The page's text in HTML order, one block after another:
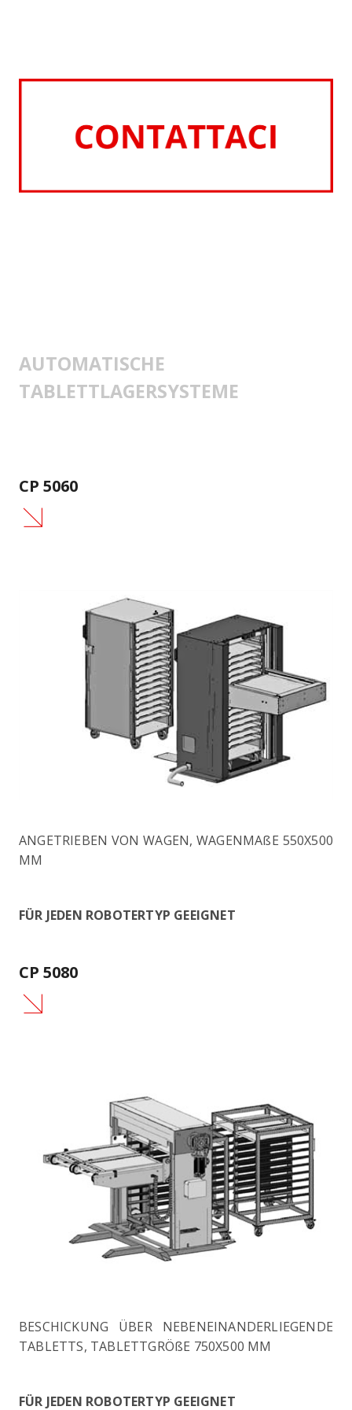
AUTOMATISCHE
TABLETTLAGERSYSTEME
CP 5060
ANGETRIEBEN VON WAGEN, WAGENMAßE 550X500
MM
FÜR JEDEN ROBOTERTYP GEEIGNET
CP 5080
BESCHICKUNG ÜBER NEBENEINANDERLIEGENDE
TABLETTS, TABLETTGRÖßE 750X500 MM
FÜR JEDEN ROBOTERTYP GEEIGNET